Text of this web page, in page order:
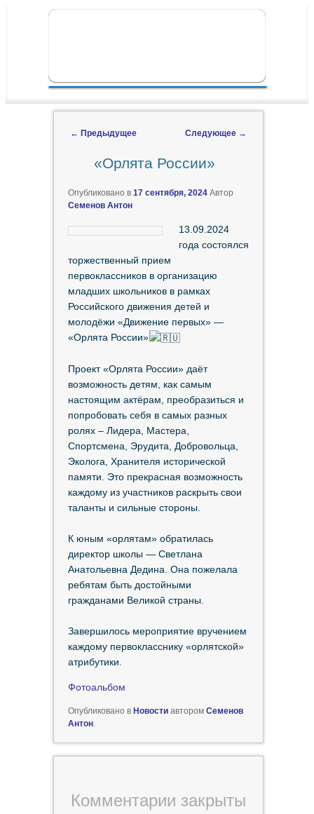
ГЛАВНОЕ МЕНЮ
← Предыдущее Следующее →
«Орлята России»
Опубликовано в 17 сентября, 2024 Автор
Семенов Антон
13.09.2024
года состоялся
торжественный прием
первоклассников в организацию
младших школьников в рамках
Российского движения детей и
молодёжи «Движение первых» —
«Орлята России»
Проект «Орлята России» даёт
возможность детям, как самым
настоящим актёрам, преобразиться и
попробовать себя в самых разных
ролях – Лидера, Мастера,
Спортсмена, Эрудита, Добровольца,
Эколога, Хранителя исторической
памяти. Это прекрасная возможность
каждому из участников раскрыть свои
таланты и сильные стороны.​
К юным «орлятам» обратилась
директор школы — Светлана
Анатольевна Дедина. Она пожелала
ребятам быть достойными
гражданами Великой страны.
Завершилось мероприятие вручением
каждому первокласснику «орлятской»
атрибутики.
Фотоальбом
Опубликовано в Новостиавтором Семенов
Антон.
Комментарии закрыты